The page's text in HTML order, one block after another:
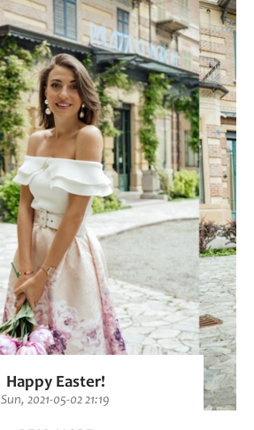
Happy Easter!
Sun, 2021-05-02 21:19